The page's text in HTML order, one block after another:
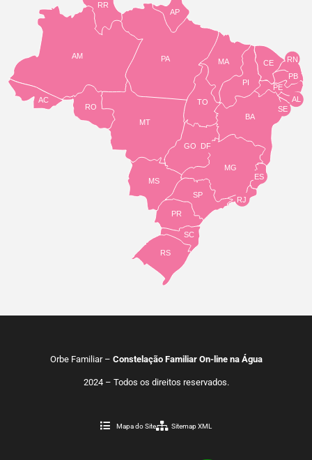
TO
BA
SE
PE
AL
RN
CE
PI
MA
AP
PA
RR
AM
AC
RO
MT
MS
GO
PR
SC
RS
SP
MG
RJ
ES
DF
PB
Orbe Familiar – Constelação Familiar On-line na Água
2024 – Todos os direitos reservados.
Mapa do Site Sitemap XML